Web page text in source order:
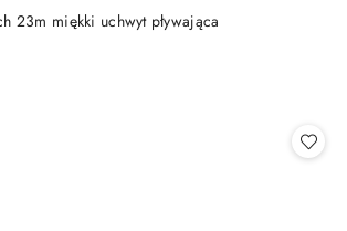
23m miękki uchwyt pływająca